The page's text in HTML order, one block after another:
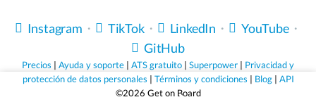
Sólo empleos que valen la pena.
Instagram ・ TikTok・ LinkedIn ・ YouTube・
GitHub
Precios | Ayuda y soporte | ATS gratuito | Superpower | Privacidad y
protección de datos personales | Términos y condiciones | Blog| API
©2026 Get on Board